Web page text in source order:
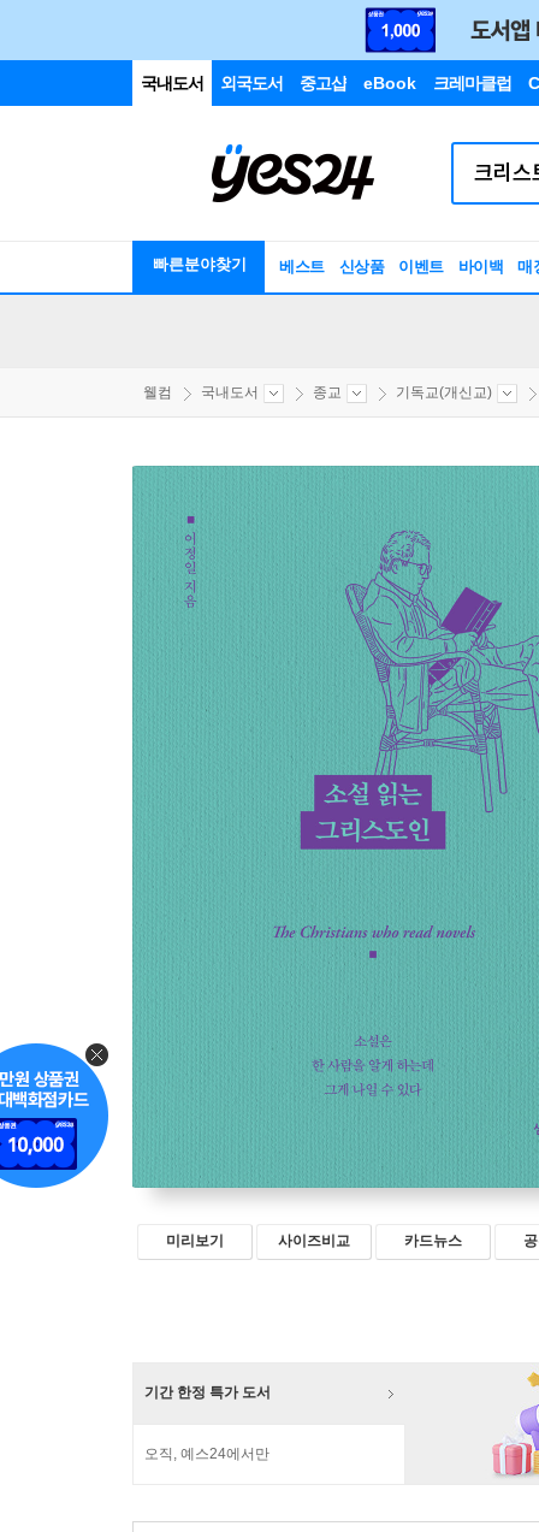
국내도서 외국도서 중고샵 eBook 크레마클럽
빠른분야찾기 베스트 신상품 이벤트 바이백 매
웰컴 국내도서 종교 기독교(개신교)
미리보기 사이즈비교 카드뉴스
기간 한정 특가 도서
오직, 예스24에서만